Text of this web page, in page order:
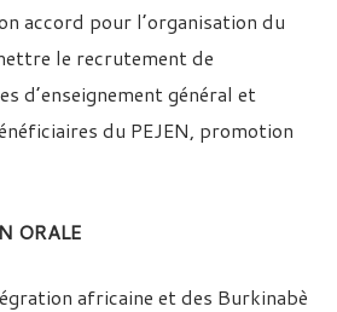
accord pour l’organisation du
le recrutement de
d’enseignement général et
du PEJEN, promotion
ORALE
africaine et des Burkinabè